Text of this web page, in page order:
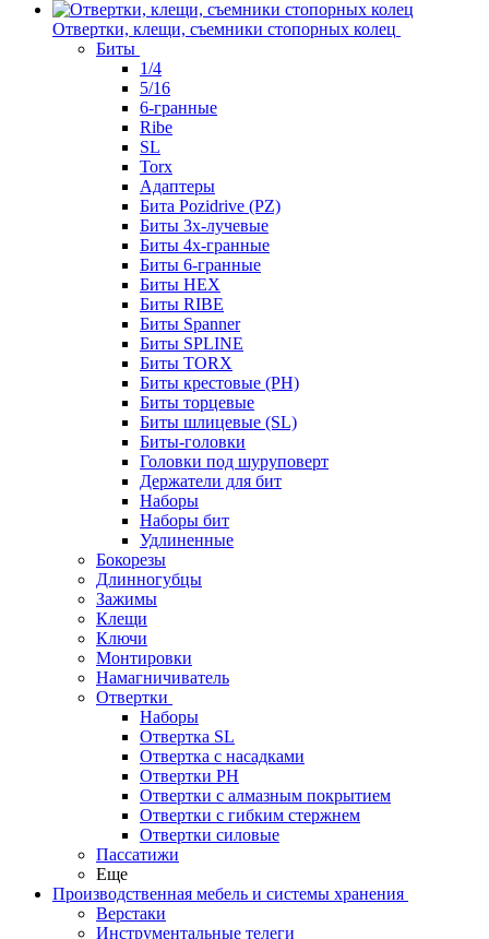
Отвертки, клещи, съемники стопорных колец
Биты
1/4
5/16
6-гранные
Ribe
SL
Torx
Адаптеры
Бита Pozidrive (PZ)
Биты 3х-лучевые
Биты 4х-гранные
Биты 6-гранные
Биты HEX
Биты RIBE
Биты Spanner
Биты SPLINE
Биты TORX
Биты крестовые (PH)
Биты торцевые
Биты шлицевые (SL)
Биты-головки
Головки под шуруповерт
Держатели для бит
Наборы
Наборы бит
Удлиненные
Бокорезы
Длинногубцы
Зажимы
Клещи
Ключи
Монтировки
Намагничиватель
Отвертки
Наборы
Отвертка SL
Отвертка с насадками
Отвертки PH
Отвертки с алмазным покрытием
Отвертки с гибким стержнем
Отвертки силовые
Пассатижи
Еще
Производственная мебель и системы хранения
Верстаки
Инструментальные телеги